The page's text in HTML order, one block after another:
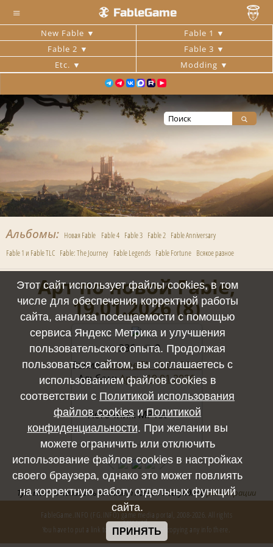
≡ FableGame
New Fable
Fable 1
Fable 2
Fable 3
Etc.
Modding
Альбомы Новая Fable Fable 4 Fable 3 Fable 2 Fable Anniversary
Fable 1 и Fable TLC Fable: The Journey Fable Legends Fable Fortune Всякое разное
Арт по новой Fable,
19.01.2026 (8)
Полный размер -3840x2160/
359.1Kb
236
0
ЗалилTorionel™, 19.01.2026
Альбом:Арты 19.01.2026
Источник: MP1st
Тут можно написать коммент после 10-секунднойрегистрации
FableGame.INFO (FG.INFO) game media portal, 2008-2026. All rights
reserved.
You have to put a link to the source in case of copying any info there.
Этот сайт использует файлы cookies, в том
числе для обеспечения корректной работы
сайта, анализа посещаемости с помощью
сервиса Яндекс Метрика и улучшения
пользовательского опыта. Продолжая
пользоваться сайтом, вы соглашаетесь с
использованием файлов cookies в
соответствии с Политикой использования
файлов cookiesиПолитикой
конфиденциальности. При желании вы
можете ограничить или отключить
использование файлов cookies в настройках
своего браузера, однако это может повлиять
на корректную работу отдельных функций
сайта.
ПРИНЯТЬ